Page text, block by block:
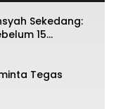
Sekedang:
15
Tegas